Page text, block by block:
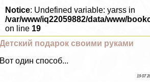
Notice: Undefined variable: yarss in
/var/www/iq22059882/data/www/
on line 19
Детский подарок своими руками
Вот один способ...
19 07